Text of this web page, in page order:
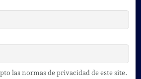
las normas de privacidad de este site.